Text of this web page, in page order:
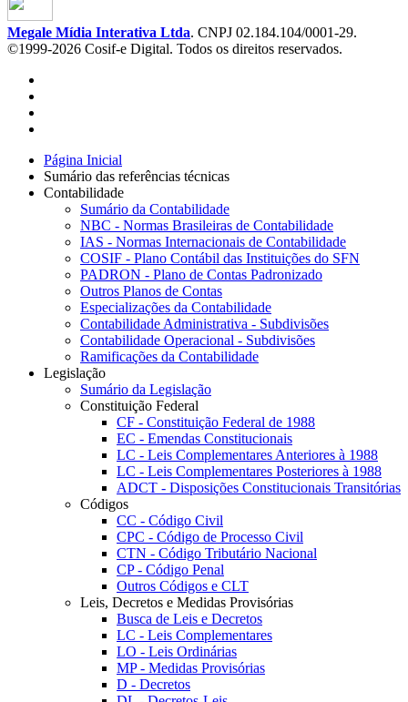
Megale Mídia Interativa Ltda. CNPJ 02.184.104/0001-29.
©1999-2026 Cosif-e Digital. Todos os direitos reservados.
Página Inicial
Sumário das referências técnicas
Contabilidade
Sumário da Contabilidade
NBC - Normas Brasileiras de Contabilidade
IAS - Normas Internacionais de Contabilidade
COSIF - Plano Contábil das Instituições do SFN
PADRON - Plano de Contas Padronizado
Outros Planos de Contas
Especializações da Contabilidade
Contabilidade Administrativa - Subdivisões
Contabilidade Operacional - Subdivisões
Ramificações da Contabilidade
Legislação
Sumário da Legislação
Constituição Federal
CF - Constituição Federal de 1988
EC - Emendas Constitucionais
LC - Leis Complementares Anteriores à 1988
LC - Leis Complementares Posteriores à 1988
ADCT - Disposições Constitucionais Transitórias
Códigos
CC - Código Civil
CPC - Código de Processo Civil
CTN - Código Tributário Nacional
CP - Código Penal
Outros Códigos e CLT
Leis, Decretos e Medidas Provisórias
Busca de Leis e Decretos
LC - Leis Complementares
LO - Leis Ordinárias
MP - Medidas Provisórias
D - Decretos